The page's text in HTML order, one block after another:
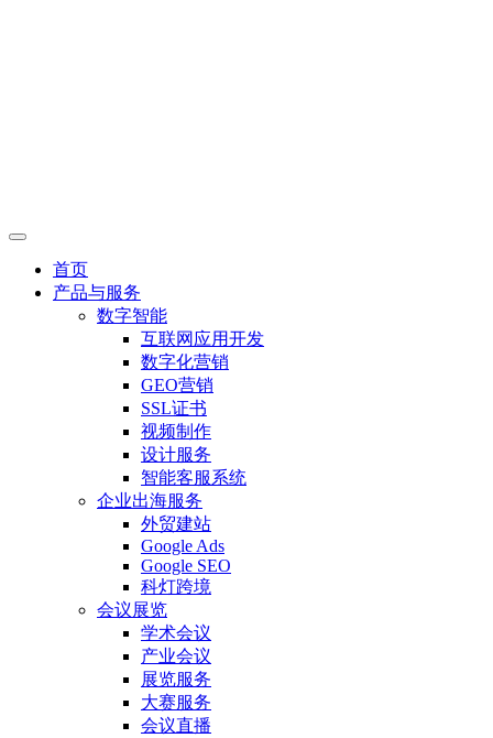
首页
产品与服务
数字智能
互联网应用开发
数字化营销
GEO营销
SSL证书
视频制作
设计服务
智能客服系统
企业出海服务
外贸建站
Google Ads
Google SEO
科灯跨境
会议展览
学术会议
产业会议
展览服务
大赛服务
会议直播